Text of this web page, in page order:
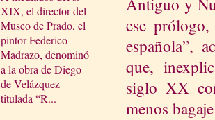
XIX, el director del
Museo de Prado, el
pintor Federico
Madrazo, denominó
a la obra de Diego
de Velázquez
titulada “R...
ese
española”,
que,
siglo XX
menos